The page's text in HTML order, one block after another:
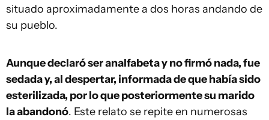
situado aproximadamente a dos horas andando de
su pueblo.
Aunque declaró ser analfabeta y no firmó nada, fue
sedada y, al despertar, informada de que había sido
esterilizada, por lo que posteriormente su marido
la abandonó. Este relato se repite en numerosas